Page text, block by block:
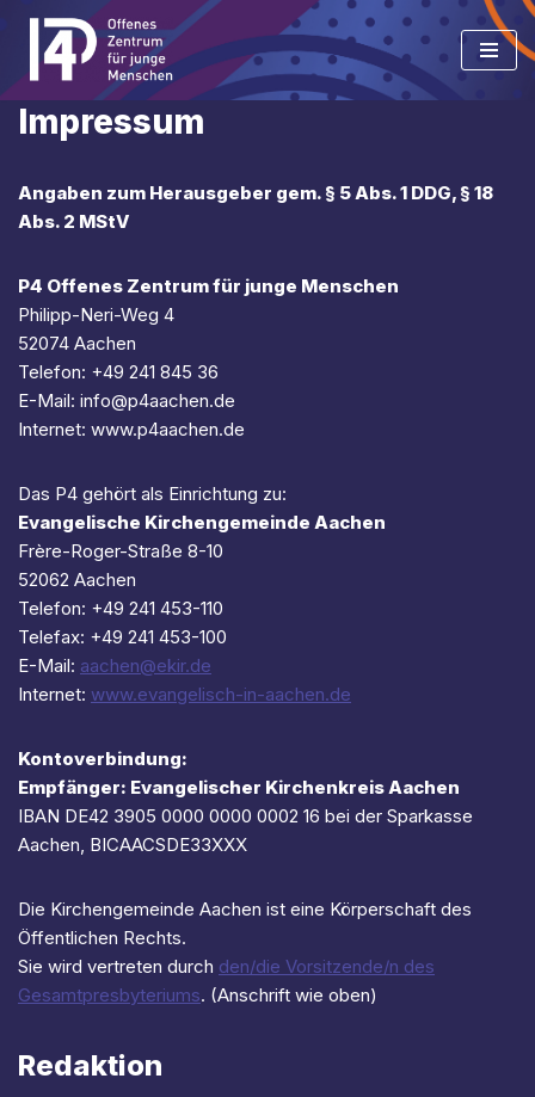
Zum
springen
Impressum
Angaben zum Herausgeber gem. § 5 Abs. 1 DDG, § 18
Abs. 2 MStV
P4 Offenes Zentrum für junge Menschen
Philipp-Neri-Weg 4
52074 Aachen
Telefon: +49 241 845 36
E-Mail: info@p4aachen.de
Internet: www.p4aachen.de
Das P4 gehört als Einrichtung zu:
Evangelische Kirchengemeinde Aachen
Frère-Roger-Straße 8-10
52062 Aachen
Telefon: +49 241 453-110
Telefax: +49 241 453-100
E-Mail: aachen@ekir.de
Internet: www.evangelisch-in-aachen.de
Kontoverbindung:
Empfänger: Evangelischer Kirchenkreis Aachen
IBAN DE42 3905 0000 0000 0002 16 bei der Sparkasse
Aachen, BICAACSDE33XXX
Die Kirchengemeinde Aachen ist eine Körperschaft des
Öffentlichen Rechts.
Sie wird vertreten durch den/die Vorsitzende/n des
Gesamtpresbyteriums. (Anschrift wie oben)
Redaktion